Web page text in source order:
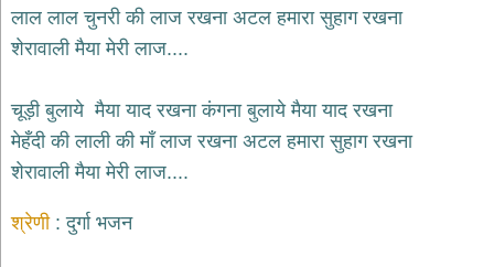
शिव
भजन
हनुमान
भजन
hanuman
bhajans
साईं
भजन
लाल लाल चुनरी की लाज रखना अटल हमारा सुहाग रखना
शेरावाली मैया मेरी लाज....
चूड़ी बुलाये मैया याद रखना कंगना बुलाये मैया याद रखना
मेहँदी की लाली की माँ लाज रखना अटल हमारा सुहाग रखना
शेरावाली मैया मेरी लाज....
श्रेणी दुर्गा भजन